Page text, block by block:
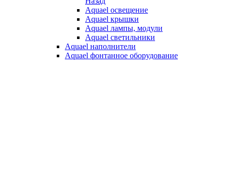
Aquael освещение
Aquael крышки
Aquael лампы, модули
Aquael светильники
Aquael наполнители
Aquael фонтанное оборудование